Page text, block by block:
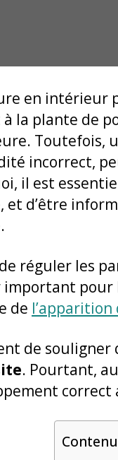
en intérieur
la plante de
Toutefois,
incorrect,
il est
et d’être
réguler les
pour
de l’apparition
de
. Pourtant,
correct
Contenu